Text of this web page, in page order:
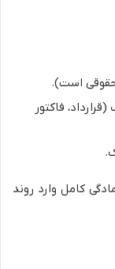
است).
فاکتور
کامل وارد روند